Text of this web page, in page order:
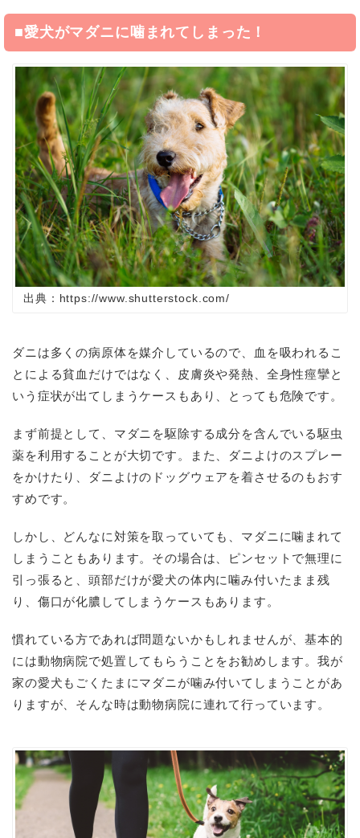
■愛犬がマダニに噛まれてしまった！
出典：https://www.shutterstock.com/
ダニは多くの病原体を媒介しているので、血を吸われるこ
とによる貧血だけではなく、皮膚炎や発熱、全身性痙攣と
いう症状が出てしまうケースもあり、とっても危険です。
まず前提として、マダニを駆除する成分を含んでいる駆虫
薬を利用することが大切です。また、ダニよけのスプレー
をかけたり、ダニよけのドッグウェアを着させるのもおす
すめです。
しかし、どんなに対策を取っていても、マダニに噛まれて
しまうこともあります。その場合は、ピンセットで無理に
引っ張ると、頭部だけが愛犬の体内に噛み付いたまま残
り、傷口が化膿してしまうケースもあります。
慣れている方であれば問題ないかもしれませんが、基本的
には動物病院で処置してもらうことをお勧めします。我が
家の愛犬もごくたまにマダニが噛み付いてしまうことがあ
りますが、そんな時は動物病院に連れて行っています。